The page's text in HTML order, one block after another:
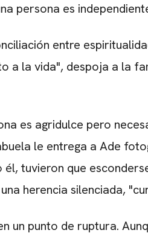
persona es
entre
a la vida", despoja a la
es agridulce pero
le entrega a Ade
tuvieron que
herencia silenciada,
un punto de ruptura.